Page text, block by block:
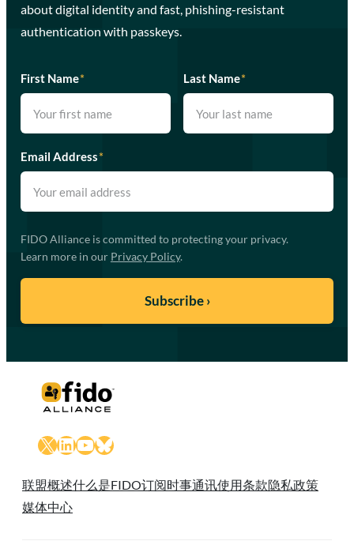
about digital identity and fast, phishing-resistant
authentication with passkeys.
First Name* Last Name*
Email Address*
FIDO Alliance is committed to protecting your privacy.
Learn more in our Privacy Policy.
X LinkedIn
YouTube
Bluesky
联盟概述什么是FIDO订阅时事通讯使用条款隐私政策
媒体中心